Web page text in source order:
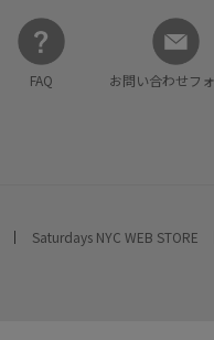
FAQ お問い合わせフ
Saturdays NYC WEB STORE